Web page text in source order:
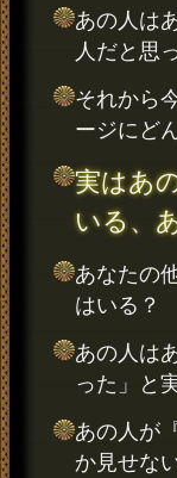
あの人は
人だと思
それから
ージにど
実はあ
いる、
あなたの
はいる？
あの人は
った」と
あの人が
か見せな